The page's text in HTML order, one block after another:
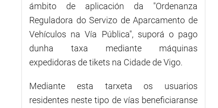
ámbito de aplicación da "Ordenanza
Reguladora do Servizo de Aparcamento de
Vehículos na Vía Pública", suporá o pago
dunha taxa mediante máquinas
expedidoras de tikets na Cidade de Vigo.
Mediante esta tarxeta os usuarios
residentes neste tipo de vías beneficiaranse